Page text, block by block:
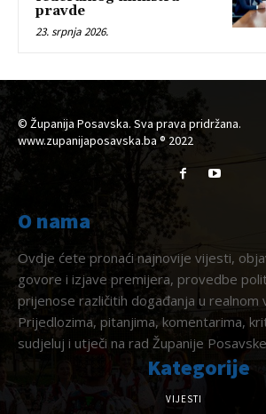
pravde
23. srpnja 2026.
© Županija Posavska. Sva prava pridržana.
www.zupanijaposavska.ba ® 2022
O nama
Ovdje ćete pronaći najnovije vijesti,
govore i izjave premijera, provedbe
prijenose različitih događanja u realnom
Prijedlozima, pitanjima, komentarima,
sudjeluj i utječi na rad Županije
Kategorije
VIJESTI